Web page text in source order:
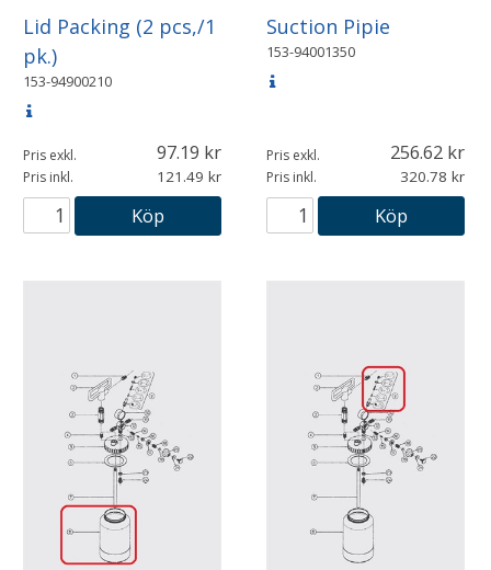
Lid Packing (2 pcs,/1
pk.)
153-94900210
Pris exkl. 97.19
Pris inkl. 121.49
Köp
Suction Pipie
153-94001350
Pris exkl. 256.62
Pris inkl. 320.78
Köp